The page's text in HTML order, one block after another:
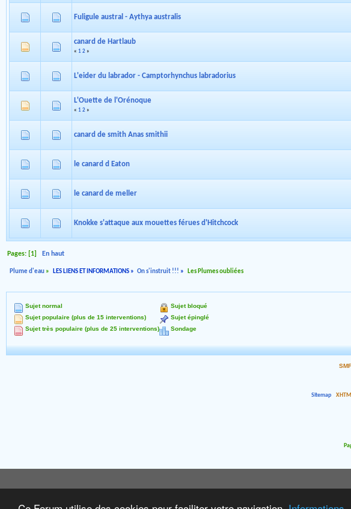
Fuligule austral - Aythya australis
canard de Hartlaub
« 1 2 »
L'eider du labrador - Camptorhynchus labradorius
L'Ouette de l'Orénoque
« 1 2 »
canard de smith Anas smithii
le canard d Eaton
le canard de meller
Knokke s'attaque aux mouettes férues d'Hitchcock
Pages: [1] En haut
Plume d'eau » LES LIENS ET INFORMATIONS» On s'instruit !!! » Les Plumes oubliées
Sujet normal
Sujet populaire (plus de 15 interventions)
Sujet très populaire (plus de 25 interventions)
Sujet bloqué
Sujet épinglé
Sondage
Sitemap